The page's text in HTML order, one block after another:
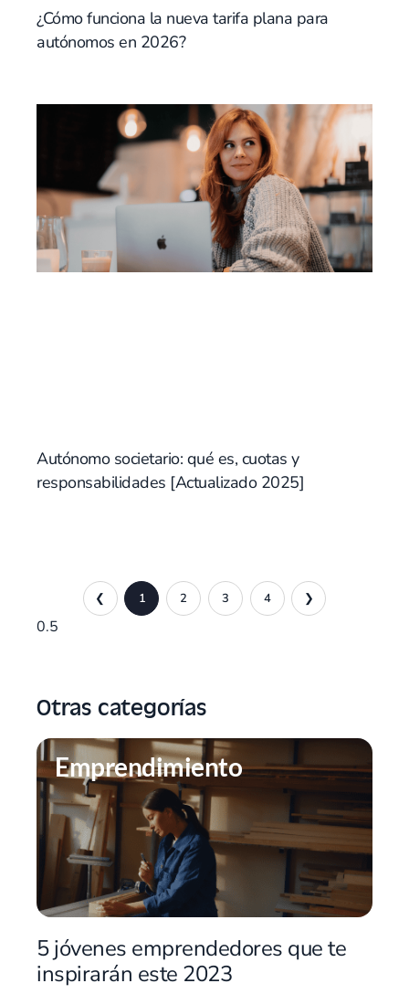
¿Cómo funciona la nueva tarifa plana para
autónomos en 2026?
Autónomo societario: qué es, cuotas y
responsabilidades [Actualizado 2025]
❮ 1 2 3 4 ❯
Otras categorías
Emprendimiento
5 jóvenes emprendedores que te
inspirarán este 2023